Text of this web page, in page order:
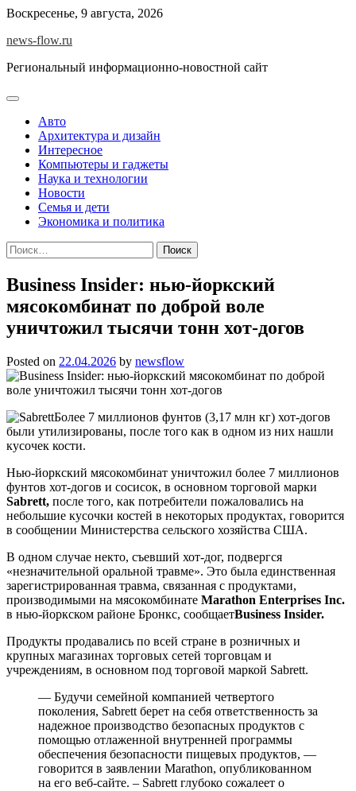
Skip
content
Воскресенье, 9 августа, 2026
news-flow.ru
Региональный информационно-новостной сайт
Авто
Архитектура и дизайн
Интересное
Компьютеры и гаджеты
Наука и технологии
Новости
Семья и дети
Экономика и политика
Найти:
Business Insider: нью-йоркский
мясокомбинат по доброй воле
уничтожил тысячи тонн хот-догов
Posted on 22.04.2026 by newsflow
Более 7 миллионов фунтов (3,17 млн кг) хот-догов
были утилизированы, после того как в одном из них нашли
кусочек кости.
Нью-йоркский мясокомбинат уничтожил более 7 миллионов
фунтов хот-догов и сосисок, в основном торговой марки
Sabrett, после того, как потребители пожаловались на
небольшие кусочки костей в некоторых продуктах, говорится
в сообщении Министерства сельского хозяйства США.
В одном случае некто, съевший хот-дог, подвергся
«незначительной оральной травме». Это была единственная
зарегистрированная травма, связанная с продуктами,
производимыми на мясокомбинате Marathon Enterprises Inc.
в нью-йоркском районе Бронкс, сообщаетBusiness Insider.
Продукты продавались по всей стране в розничных и
крупных магазинах торговых сетей торговцам и
учреждениям, в основном под торговой маркой Sabrett.
— Будучи семейной компанией четвертого
поколения, Sabrett берет на себя ответственность за
надежное производство безопасных продуктов с
помощью отлаженной внутренней программы
обеспечения безопасности пищевых продуктов, —
говорится в заявлении Marathon, опубликованном
на его веб-сайте. – Sabrett глубоко сожалеет о